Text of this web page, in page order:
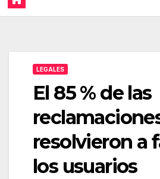
LEGALES
El 85 % de las
resolvieron a
los usuarios